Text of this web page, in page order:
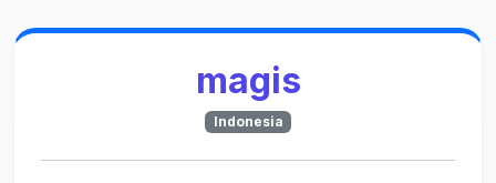
magis
Indonesia